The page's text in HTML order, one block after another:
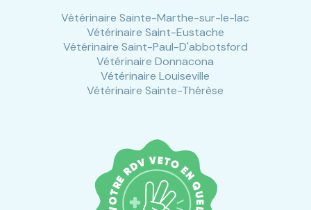
Vétérinaire Sainte-Marthe-sur-le-lac
Vétérinaire Saint-Eustache
Vétérinaire Saint-Paul-D'abbotsford
Vétérinaire Donnacona
Vétérinaire Louiseville
Vétérinaire Sainte-Thérèse